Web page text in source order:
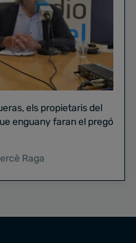
els propietaris del
Raga